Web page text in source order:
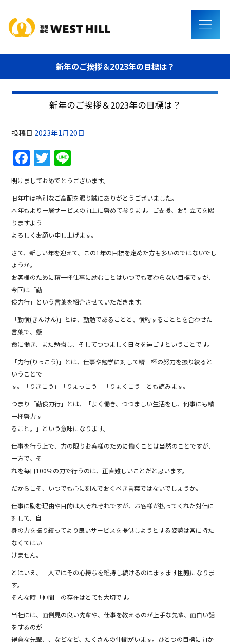
新年のご挨拶＆2023年の目標は？
新年のご挨拶＆2023年の目標は？
投稿日 2023年1月20日
F
a
c
e
b
o
o
k
T
w
itt
er
n
e
明けましておめでとうございます。
旧年中は格別なご高配を賜り誠にありがとうございました。
本年もより一層サービスの向上に努めて参ります。ご支援、お引立てを賜
りますよう
よろしくお願い申し上げます。
さて、新しい年を迎えて、この1年の目標を定めた方も多いのではないでし
ょうか。
お客様のために精一杯仕事に励むことはいつでも変わらない目標ですが、
今回は「勤
倹力行」という言葉を紹介させていただきます。
「勤倹(きんけん)」とは、勤勉であることと、倹約することとを合わせた
言葉で、懸
命に働き、また勉強し、そしてつつましく日々を過ごすということです。
「力行(りっこう)」とは、仕事や勉学に対して精一杯の努力を振り絞ると
いうことで
す。「りきこう」「りょっこう」「りょくこう」とも読みます。
つまり「勤倹力行」とは、「よく働き、つつましい生活をし、何事にも精
一杯努力す
ること。」という意味になります。
仕事を行う上で、力の限りお客様のために働くことは当然のことですが、
一方で、そ
れを毎日100％の力で行うのは、正直難しいことだと思います。
だからこそ、いつでも心に刻んでおくべき言葉ではないでしょうか。
仕事に励む理由や目的は人それぞれですが、お客様が払ってくれた対価に
対して、自
身の力を振り絞ってより良いサービスを提供しようとする姿勢は常に持た
なくてはい
けません。
とはいえ、一人ではその心持ちを維持し続けるのはますます困難になりま
す。
そんな時「仲間」の存在はとても大切です。
当社には、面倒見の良い先輩や、仕事を教えるのが上手な先輩、面白い話
をするのが
得意な先輩、、などなど、たくさんの仲間がいます。ひとつの目標に向か